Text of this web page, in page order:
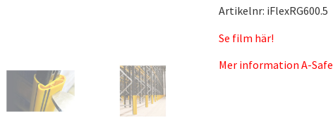
Artikelnr: iFlexRG600.5
Se film här!
Mer information A-Safe